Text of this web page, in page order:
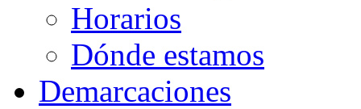
Horarios
Dónde estamos
Demarcaciones